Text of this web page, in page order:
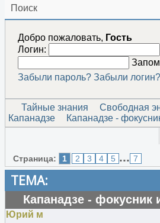
Поиск
Добро пожаловать, Гость
Логин:
Забыли пароль? Забыли логин?
Тайные знания Свободная
Капанадзе
Капанадзе -
Страница: 1 2 3 4 5 ... 7
ТЕМА:
Капанадзе - фокусник
Юрий м